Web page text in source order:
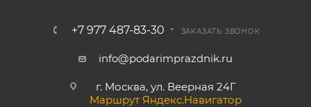
+7 977 487-83-30 ЗАКАЗАТЬ ЗВОНОК
info@podarimprazdnik.ru
г. Москва, ул. Веерная 24Г
Маршрут Яндекс.Навигатор